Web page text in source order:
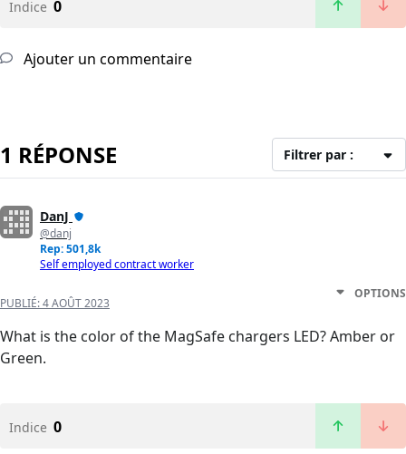
Indice 0
Ajouter un commentaire
1 RÉPONSE Filtrer par :
DanJ
@danj
Rep: 501,8k
Self employed contract worker
PUBLIÉ:4 AOÛT 2023
OPTIONS
What is the color of the MagSafe chargers LED? Amber or
Green.
Indice 0